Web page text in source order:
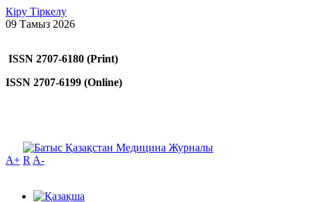
Кіру Тіркелу
09 Тамыз 2026
ISSN 2707-6180 (Print)
ISSN 2707-6199 (Online)
A+ R A-